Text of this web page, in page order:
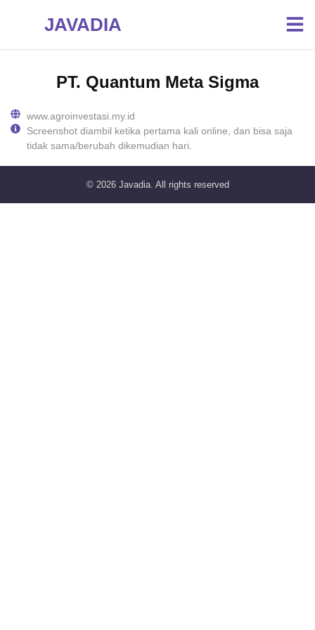
JAVADIA
PT. Quantum Meta Sigma
www.agroinvestasi.my.id
Screenshot diambil ketika pertama kali online, dan bisa saja
tidak sama/berubah dikemudian hari.
© 2026 Javadia. All rights reserved